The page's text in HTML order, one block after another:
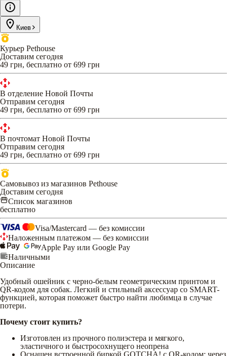
Киев
Курьер Pethouse
Доставим сегодня
49 грн, бесплатно от 699 грн
В отделение Новой Почты
Отправим сегодня
49 грн, бесплатно от 699 грн
В почтомат Новой Почты
Отправим сегодня
49 грн, бесплатно от 699 грн
Самовывоз из магазинов Pethouse
Доставим сегодня
Список магазинов
бесплатно
Visa/Mastercard — без комиссии
Наложенным платежом — без комиссии
Apple Pay или Google Pay
Наличными
Описание
Удобный ошейник с черно-белым геометрическим принтом и
QR-кодом для собак. Легкий и стильный аксессуар со SMART-
функцией, которая поможет быстро найти любимца в случае
потери.
Почему стоит купить?
Изготовлен из прочного полиэстера и мягкого,
эластичного и быстросохнущего неопрена
Оснащен встроенной биркой GOTCHA! с QR-кодом: через